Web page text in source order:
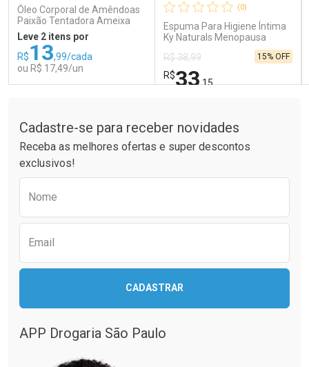
Comprar sem Desconto
Por R$ 14,39/cada
Comprar sem Desconto
Por R$ 14,39/cada
Comprar sem Desconto
Por R$ 41,99/cada
Comprar sem Desconto
Óleo Corporal de Amêndoas
Paixão Tentadora Ameixa
Rubi 100ml
Leve 2 itens por
R$13,99/cada
ou R$ 17,49/un
Laboratório
Comprar sem Desconto
Por Menos
Comprar sem Desconto
(0)
Espuma Para Higiene Íntima
Ky Naturals Menopausa
R$ 38,99
R$33,15
15% OFF
Laboratório
Comprar sem Desconto
Por Menos
Comprar sem Desconto
Cadastre-se para receber novidades
Receba as melhores ofertas e super descontos
exclusivos!
Nome
Email
CADASTRAR
APP Drogaria São Paulo